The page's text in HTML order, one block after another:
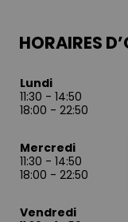
HORAIRES
Lundi
11:30 - 14:50
18:00 - 22:50
Mercredi
11:30 - 14:50
18:00 - 22:50
Vendredi